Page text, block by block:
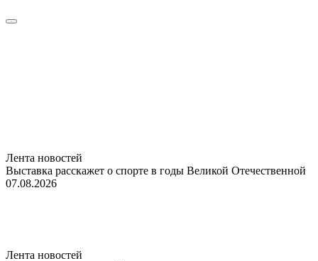
Лента новостей
Выставка расскажет о спорте в годы Великой Отечественной
07.08.2026
Лента новостей